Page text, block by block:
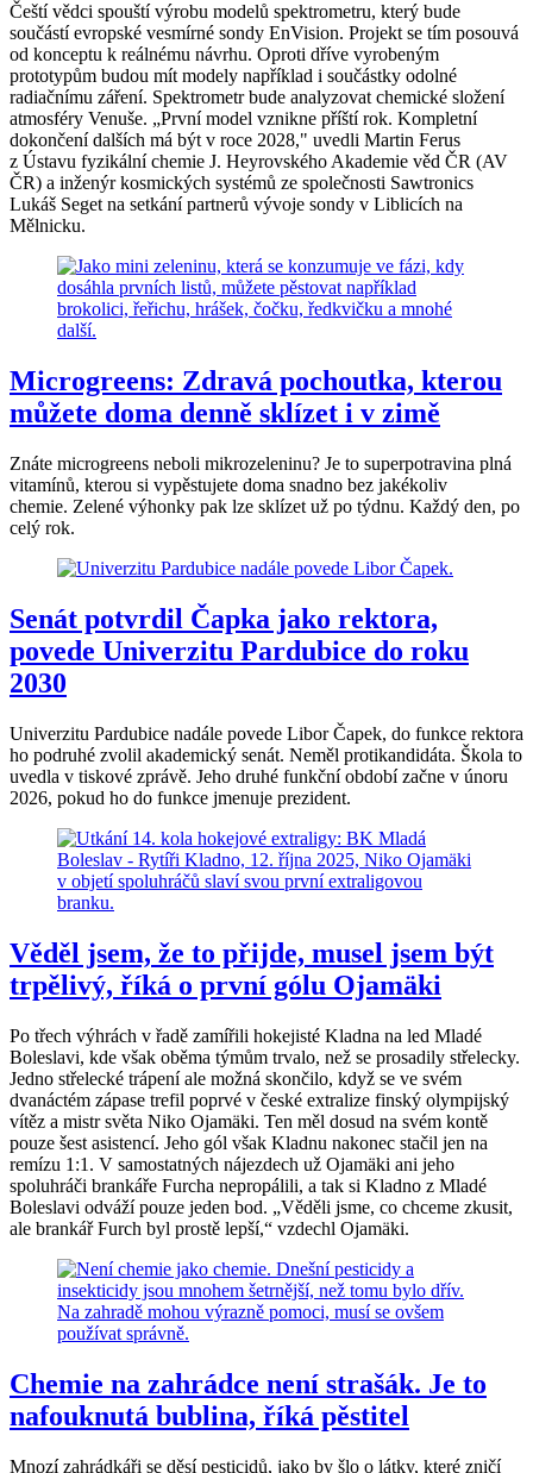
Čeští vědci spouští výrobu modelů spektrometru, který bude
součástí evropské vesmírné sondy EnVision. Projekt se tím posouvá
od konceptu k reálnému návrhu. Oproti dříve vyrobeným
prototypům budou mít modely například i součástky odolné
radiačnímu záření. Spektrometr bude analyzovat chemické složení
atmosféry Venuše. „První model vznikne příští rok. Kompletní
dokončení dalších má být v roce 2028," uvedli Martin Ferus
z Ústavu fyzikální chemie J. Heyrovského Akademie věd ČR (AV
ČR) a inženýr kosmických systémů ze společnosti Sawtronics
Lukáš Seget na setkání partnerů vývoje sondy v Liblicích na
Mělnicku.
Microgreens: Zdravá pochoutka, kterou
můžete doma denně sklízet i v zimě
Znáte microgreens neboli mikrozeleninu? Je to superpotravina plná
vitamínů, kterou si vypěstujete doma snadno bez jakékoliv
chemie. Zelené výhonky pak lze sklízet už po týdnu. Každý den, po
celý rok.
Senát potvrdil Čapka jako rektora,
povede Univerzitu Pardubice do roku
2030
Univerzitu Pardubice nadále povede Libor Čapek, do funkce rektora
ho podruhé zvolil akademický senát. Neměl protikandidáta. Škola to
uvedla v tiskové zprávě. Jeho druhé funkční období začne v únoru
2026, pokud ho do funkce jmenuje prezident.
Věděl jsem, že to přijde, musel jsem být
trpělivý, říká o první gólu Ojamäki
Po třech výhrách v řadě zamířili hokejisté Kladna na led Mladé
Boleslavi, kde však oběma týmům trvalo, než se prosadily střelecky.
Jedno střelecké trápení ale možná skončilo, když se ve svém
dvanáctém zápase trefil poprvé v české extralize finský olympijský
vítěz a mistr světa Niko Ojamäki. Ten měl dosud na svém kontě
pouze šest asistencí. Jeho gól však Kladnu nakonec stačil jen na
remízu 1:1. V samostatných nájezdech už Ojamäki ani jeho
spoluhráči brankáře Furcha nepropálili, a tak si Kladno z Mladé
Boleslavi odváží pouze jeden bod. „Věděli jsme, co chceme zkusit,
ale brankář Furch byl prostě lepší,“ vzdechl Ojamäki.
Chemie na zahrádce není strašák. Je to
nafouknutá bublina, říká pěstitel
Mnozí zahrádkáři se děsí pesticidů, jako by šlo o látky, které zničí